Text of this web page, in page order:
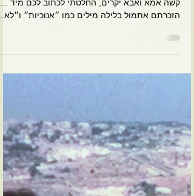
16 במאי 2022
זמן קריאה 4 דקות
אנחנו צריכים את הסכמתכם
מכתב של דבי להוריה באמריקה לאחר שיחת טלפון
הזכרתם אתמול בלילה מילים כמו ״אנוכיות״